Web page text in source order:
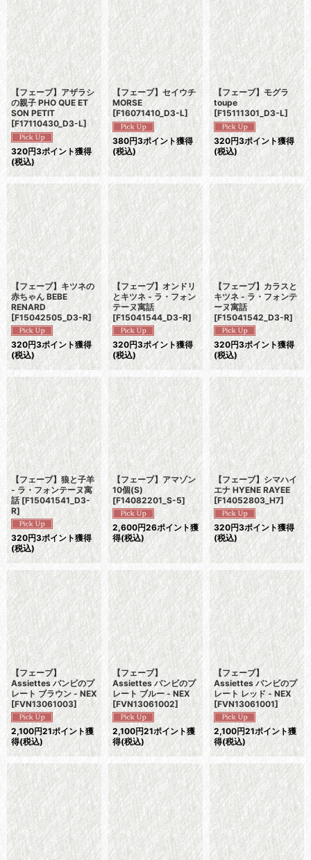
【フェーブ】アザラシ
の親子 PHO QUE ET
SON PETIT
[F17110430_D3-L]
320円3ポイント獲得
(税込)
【フェーブ】セイウチ
MORSE
[F16071410_D3-L]
380円3ポイント獲得
(税込)
【フェーブ】モグラ
toupe
[F15111301_D3-L]
320円3ポイント獲得
(税込)
【フェーブ】キツネの
赤ちゃん BEBE
RENARD
[F15042505_D3-R]
320円3ポイント獲得
(税込)
【フェーブ】オンドリ
とキツネ - ラ・フォン
テーヌ寓話
[F15041544_D3-R]
320円3ポイント獲得
(税込)
【フェーブ】カラスと
キツネ - ラ・フォンテ
ーヌ寓話
[F15041542_D3-R]
320円3ポイント獲得
(税込)
【フェーブ】狼と子羊
- ラ・フォンテーヌ寓
話 [F15041541_D3-
R]
320円3ポイント獲得
(税込)
【フェーブ】アマゾン
10個(S)
[F14082201_S-5]
2,600円26ポイント獲
得(税込)
【フェーブ】シマハイ
エナ HYENE RAYEE
[F14052803_H7]
320円3ポイント獲得
(税込)
【フェーブ】
Assiettes バンビのプ
レート ブラウン - NEX
[FVN13061003]
2,100円21ポイント獲
得(税込)
【フェーブ】
Assiettes バンビのプ
レート ブルー - NEX
[FVN13061002]
2,100円21ポイント獲
得(税込)
【フェーブ】
Assiettes バンビのプ
レート レッド - NEX
[FVN13061001]
2,100円21ポイント獲
得(税込)